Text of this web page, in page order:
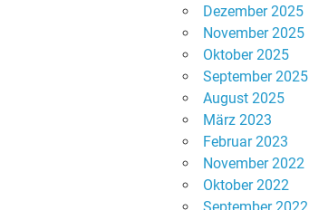
Dezember 2025
November 2025
Oktober 2025
September 2025
August 2025
März 2023
Februar 2023
November 2022
Oktober 2022